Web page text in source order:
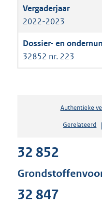
2022-2023
32852 nr. 223
Authentieke
Gerelateerd
32 852
32 847